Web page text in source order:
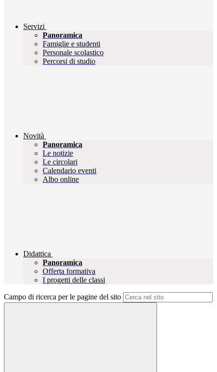
Servizi
Panoramica
Famiglie e studenti
Personale scolastico
Percorsi di studio
Novità
Panoramica
Le notizie
Le circolari
Calendario eventi
Albo online
Didattica
Panoramica
Offerta formativa
I progetti delle classi
Campo di ricerca per le pagine del sito